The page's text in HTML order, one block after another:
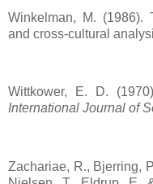
Winkelman, M. (1986).
and cross-cultural
Wittkower, E. D.
International Journal of
Zachariae, R., Bjerring,